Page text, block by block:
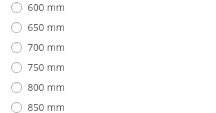
600 mm
650 mm
700 mm
750 mm
800 mm
850 mm